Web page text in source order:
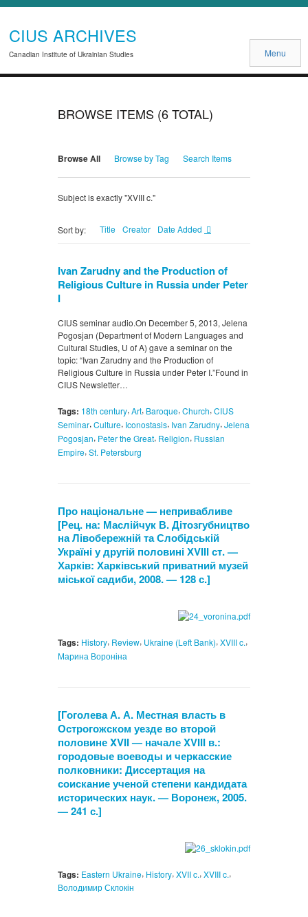
CIUS ARCHIVES
Canadian Institute of Ukrainian Studies Menu
BROWSE ITEMS (6 TOTAL)
Browse All Browse by Tag Search Items
Subject is exactly "XVIII c."
Sort by: Title Creator Date Added
Ivan Zarudny and the Production of
Religious Culture in Russia under Peter
I
CIUS seminar audio.On December 5, 2013, Jelena
Pogosjan (Department of Modern Languages and
Cultural Studies, U of A) gave a seminar on the
topic: “Ivan Zarudny and the Production of
Religious Culture in Russia under Peter I.”Found in
CIUS Newsletter…
Tags: 18th century, Art, Baroque, Church, CIUS
Seminar, Culture, Iconostasis, Ivan Zarudny, Jelena
Pogosjan, Peter the Great, Religion, Russian
Empire, St. Petersburg
Про національне — непривабливе
[Рец. на: Маслійчук В. Дітозгубництво
на Лівобережній та Слобідській
Україні у другій половині ХVІІІ ст. —
Харків: Харківський приватний музей
міської садиби, 2008. — 128 с.]
Tags: History, Review, Ukraine (Left Bank), XVIII c.,
Марина Вороніна
[Гоголева А. А. Местная власть в
Острогожском уезде во второй
половине XVII — начале XVIII в.:
городовые воеводы и черкасские
полковники: Диссертация на
соискание ученой степени кандидата
исторических наук. — Воронеж, 2005.
— 241 с.]
Tags: Eastern Ukraine, History, XVII c., XVIII c.,
Володимир Склокін